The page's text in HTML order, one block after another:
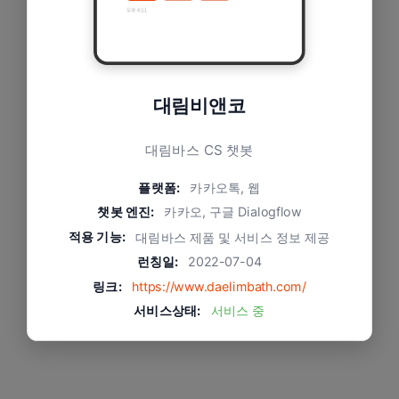
대림비앤코
대림바스 CS 챗봇
플랫폼: 카카오톡, 웹
챗봇 엔진: 카카오, 구글 Dialogflow
적용 기능:
대림바스 제품 및 서비스 정보 제공
런칭일:
2022-07-04
링크:
https://www.daelimbath.com/
서비스상태:
서비스 중